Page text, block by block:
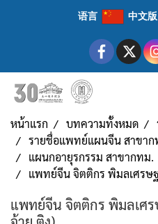
语言 中文版
หน้าแรก บทความทั้งหมด
รายชื่อแพทย์แผนจีน สาขาก
แผนกอายุรกรรม สาขากทม.
แพทย์จีน จิตติกร พิมลเศรษ
แพทย์จีน จิตติกร พิมลเศ